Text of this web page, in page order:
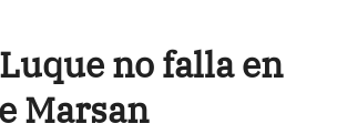
no falla en
Marsan